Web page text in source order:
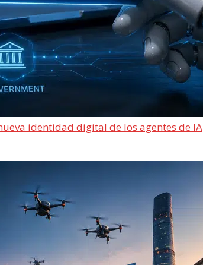
identidad digital de los agentes de IA